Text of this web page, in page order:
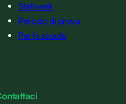
Stellwerk
Periodo di prova
Per le scuole